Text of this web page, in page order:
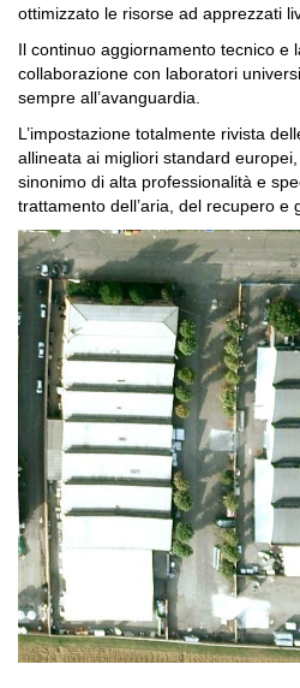
ottimizzato le risorse ad apprezzati
Il continuo aggiornamento tecnico e
collaborazione con laboratori
sempre all’avanguardia.
L’impostazione totalmente rivista
allineata ai migliori standard
sinonimo di alta professionalità e
trattamento dell’aria, del recupero e